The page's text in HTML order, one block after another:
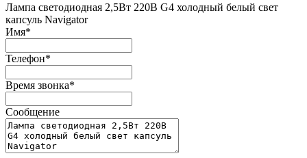
Лампа светодиодная 2,5Вт 220В G4 холодный белый свет
капсуль Navigator
Имя*
Телефон*
Время звонка*
Сообщение